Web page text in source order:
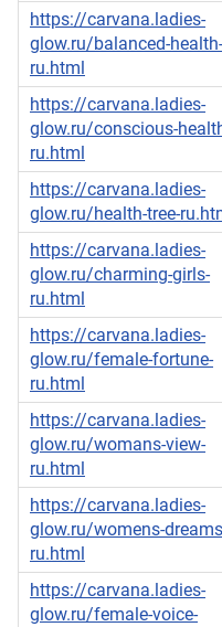
https://carvana.ladies-
glow.ru/balanced-health-
ru.html
https://carvana.ladies-
glow.ru/conscious-
ru.html
https://carvana.ladies-
glow.ru/health-tree-
https://carvana.ladies-
glow.ru/charming-girls-
ru.html
https://carvana.ladies-
glow.ru/female-fortune-
ru.html
https://carvana.ladies-
glow.ru/womans-view-
ru.html
https://carvana.ladies-
glow.ru/womens-
ru.html
https://carvana.ladies-
glow.ru/female-voice-